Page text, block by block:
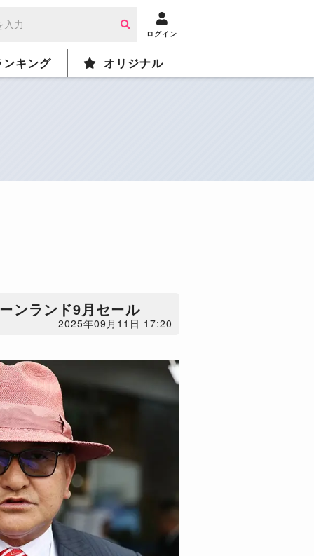
ログイン
ンキング オリジナル
ンランド9月セール
2025年09月11日 17:20